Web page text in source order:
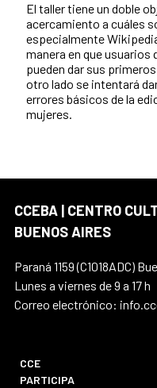
El taller tiene un doble
acercamiento a cuáles
especialmente
manera en que usuarios
pueden dar sus
otro lado se intentará
errores básicos de la
mujeres.
CCEBA | CENTRO
BUENOS AIRES
Paraná 1159 (C1018ADC)
Lunes a viernes de 9 a 17 h
Correo electrónico:
CCE
PARTICIPA